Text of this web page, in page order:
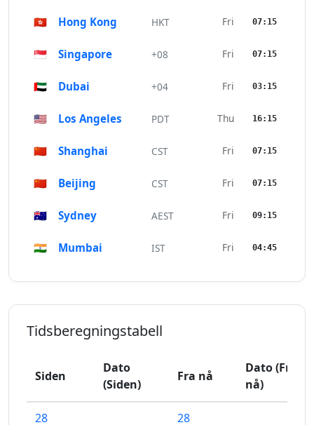
🇭🇰 Hong Kong HKT Fri 07:15
🇸🇬 Singapore +08 Fri 07:15
🇦🇪 Dubai +04 Fri 03:15
🇺🇸 Los Angeles PDT Thu 16:15
🇨🇳 Shanghai CST Fri 07:15
🇨🇳 Beijing CST Fri 07:15
🇦🇺 Sydney AEST Fri 09:15
🇮🇳 Mumbai IST Fri 04:45
Tidsberegningstabell
Siden
Dato
(Siden)
Fra nå
Dato (Fra
nå)
28
28